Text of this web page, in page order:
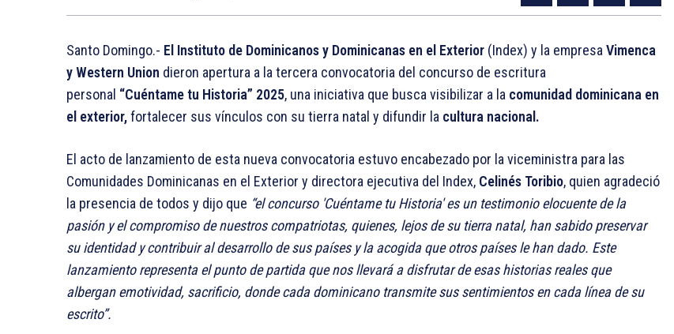
Santo Domingo.- El Instituto de Dominicanos y Dominicanas en el Exterior (Index) y la empresaVimenca
y Western Union dieron apertura a la tercera convocatoria del concurso de escritura
personal “Cuéntame tu Historia” 2025, una iniciativa que busca visibilizar a la comunidad dominicana en
el exterior,fortalecer sus vínculos con su tierra natal y difundir la cultura nacional.
El acto de lanzamiento de esta nueva convocatoria estuvo encabezado por la viceministra para las
Comunidades Dominicanas en el Exterior y directora ejecutiva del Index, Celinés Toribio, quien agradeció
la presencia de todos y dijo que “el concurso 'Cuéntame tu Historia' es un testimonio elocuente de la
pasión y el compromiso de nuestros compatriotas, quienes, lejos de su tierra natal, han sabido preservar
su identidad y contribuir al desarrollo de sus países y la acogida que otros países le han dado. Este
lanzamiento representa el punto de partida que nos llevará a disfrutar de esas historias reales que
albergan emotividad, sacrificio, donde cada dominicano transmite sus sentimientos en cada línea de su
escrito”.